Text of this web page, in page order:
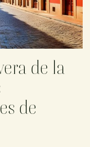
de la
de